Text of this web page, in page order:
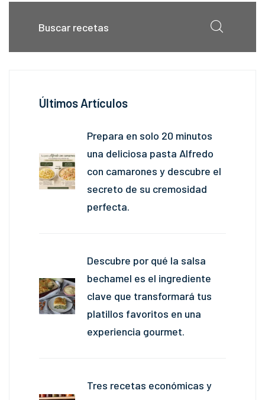
Últimos Artículos
Prepara en solo 20 minutos
una deliciosa pasta Alfredo
con camarones y descubre el
secreto de su cremosidad
perfecta.
Descubre por qué la salsa
bechamel es el ingrediente
clave que transformará tus
platillos favoritos en una
experiencia gourmet.
Tres recetas económicas y